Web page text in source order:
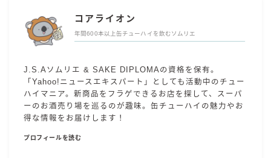
コアライオン
年間600本以上缶チューハイを飲むソムリエ
J.S.Aソムリエ & SAKE DIPLOMAの資格を保有。
「Yahoo!ニュースエキスパート」としても活動中のチュー
ハイマニア。新商品をフラゲできるお店を探して、スーパ
ーのお酒売り場を巡るのが趣味。缶チューハイの魅力やお
得な情報をお届けします！
プロフィールを読む